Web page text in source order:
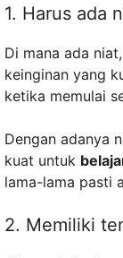
1. Harus ada
Di mana ada
keinginan yang
ketika memulai
Dengan adanya
kuat untuk
lama-lama pasti
2. Memiliki